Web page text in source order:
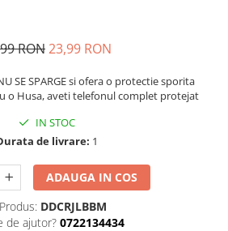
RON23,99 RON
SE SPARGE si ofera o protectie sporita
o Husa, aveti telefonul complet protejat
IN STOC
de livrare: 1
ADAUGA IN COS
DDCRJLBBM
de ajutor? 0722134434